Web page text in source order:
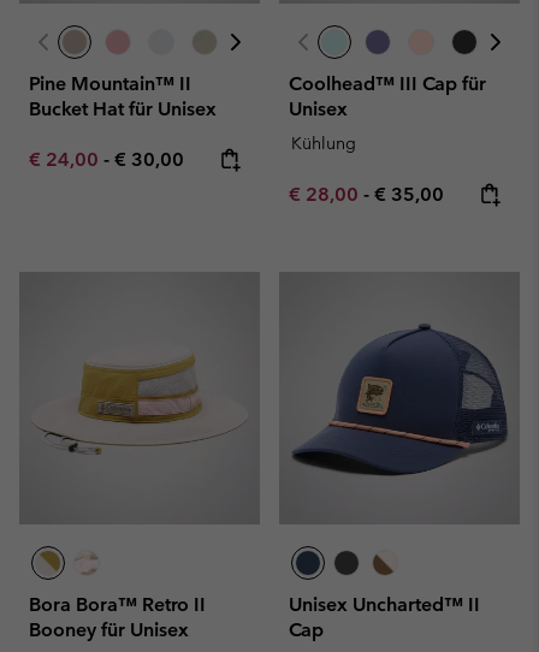
Pine Mountain™ II
Bucket Hat für Unisex
Minimum sale price:
€ 24,00 - Maximum price:
€ 30,00
Coolhead™ III Cap für
Unisex
Kühlung
Minimum sale price:
€ 28,00 - Maximum price:
€ 35,00
Bora Bora™ Retro II
Booney für Unisex
Unisex Uncharted™ II
Cap